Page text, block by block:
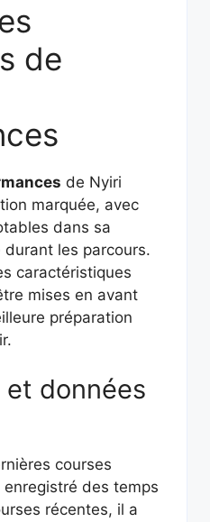
de
de Nyiri
marquée, avec
dans sa
les parcours.
caractéristiques
mises en avant
préparation
données
courses
des temps
récentes, il a